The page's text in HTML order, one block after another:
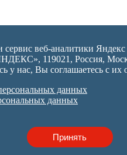
сервис веб-аналитики
119021, Россия,
у нас, Вы соглашаетесь с их
данных
данных
Принять